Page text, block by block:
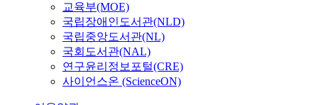
교육부(MOE)
국립장애인도서관(NLD)
국립중앙도서관(NL)
국회도서관(NAL)
연구윤리정보포털(CRE)
사이언스온 (ScienceON)